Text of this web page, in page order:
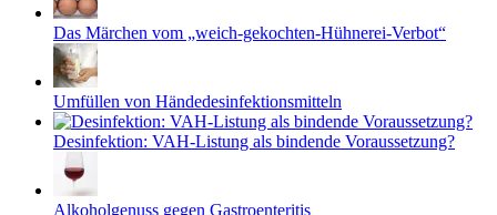
Das Märchen vom „weich-gekochten-Hühnerei-Verbot“
Umfüllen von Händedesinfektionsmitteln
Desinfektion: VAH-Listung als bindende Voraussetzung?
Alkoholgenuss gegen Gastroenteritis